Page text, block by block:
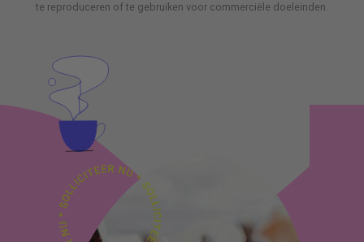
te reproduceren of te gebruiken voor commerciële doeleinden.